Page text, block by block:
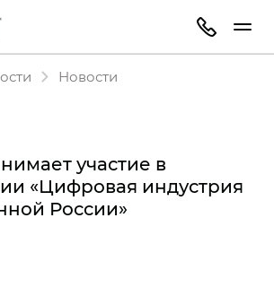
Новости
участие в
«Цифровая индустрия
России»